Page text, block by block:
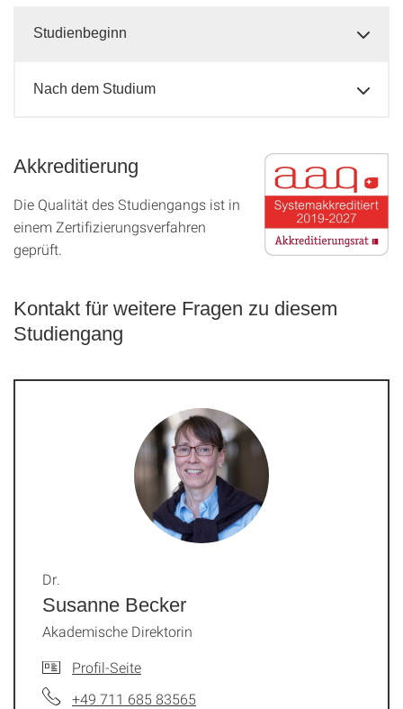
Studienbeginn
Nach dem Studium
Akkreditierung
Die Qualität des Studien­gangs ist in
einem Zer­ti­fizier­ungs­ver­fahren
geprüft.
Kontakt für weitere Fragen zu diesem
Studiengang
Susanne Becker
Dr.
Akademische Direktorin
Profil-Seite
+49 711 685 83565